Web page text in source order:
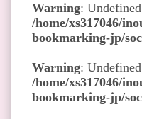
Warning:
/home/xs317046/
bookmarking-jp/
Warning:
/home/xs317046/
bookmarking-jp/